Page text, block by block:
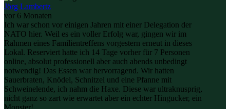
Jörg Lambertz
vor 6 Monaten
Ich war schon vor einigen Jahren mit einer Delegation der
NATO hier. Weil es ein voller Erfolg war, gingen wir im
Rahmen eines Familientreffens vorgestern erneut in dieses
Lokal. Reserviert hatte ich 14 Tage vorher für 7 Personen
online, absolut professionell aber auch abends unbedingt
notwendig! Das Essen war hervorragend. Wir hatten
Sauerbraten, Knödel, Schnitzel und eine Pfanne mit
Schweinelende, ich nahm die Haxe. Diese war ultraknusprig,
nicht ganz so zart wie erwartet aber ein echter Hingucker, ein